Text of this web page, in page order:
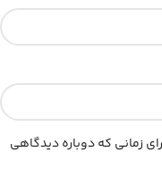
زمانی که دوباره دیدگاهی